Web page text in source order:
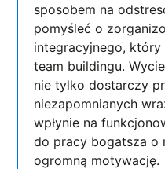
sposobem na
pomyśleć o
integracyjnego, który
team buildingu.
nie tylko dostarczy
niezapomnianych
wpłynie na
do pracy bogatsza o
ogromną motywację.